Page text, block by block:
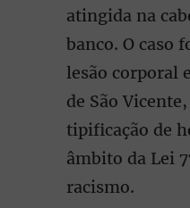
atingida na
banco. O caso
lesão corporal
de São
tipificação de
âmbito da Lei
racismo.